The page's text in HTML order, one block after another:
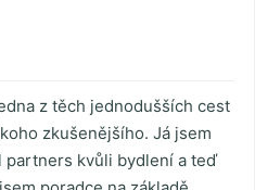
z těch jednodušších cest
zkušenějšího. Já jsem
kvůli bydlení a teď